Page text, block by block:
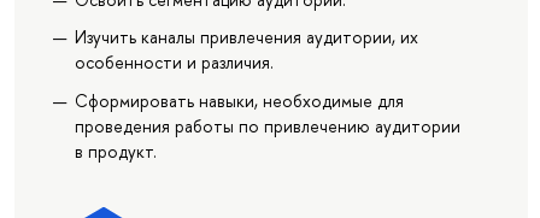
Изучить каналы привлечения аудитории, их
особенности и различия.
Сформировать навыки, необходимые для
проведения работы по привлечению аудитории
в продукт.